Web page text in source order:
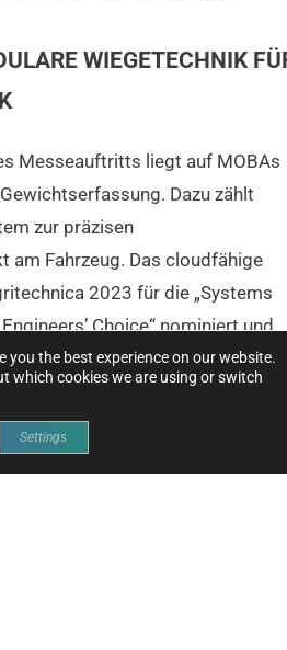
WIEGETECHNIK
Messeauftritts liegt auf MOBAs
Dazu zählt
zur präzisen
am Fahrzeug. Das cloudfähige
2023 für die „Systems
Choice“ nominiert und
Echtzeitdaten aus. Mit großem
und Datenanbindung an externe
über Gewicht, Ladearbeit
Ergänzt wird das Angebot durch
you the best experience on our website.
which cookies we are using or switch
Settings